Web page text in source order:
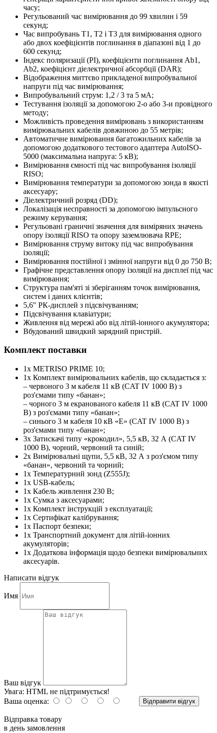
часу;
Регульований час вимірювання до 99 хвилин і 59
секунд;
Час випробувань T1, T2 і T3 для вимірювання одного
або двох коефіцієнтів поглинання в діапазоні від 1 до
600 секунд;
Індекс поляризації (PI), коефіцієнти поглинання Ab1,
Ab2, коефіцієнт діелектричної абсорбції (DAR);
Відображення миттєво прикладеної випробувальної
напруги під час вимірювання;
Випробувальний струм: 1,2 / 3 та 5 мА;
Тестування ізоляції за допомогою 2-о або 3-и провідного
методу;
Можливість проведення вимірювань з використанням
вимірювальних кабелів довжиною до 55 метрів;
Автоматичне вимірювання багатожильних кабелів за
допомогою додаткового тестового адаптера AutoISO-
5000 (максимальна напруга: 5 кВ);
Вимірювання ємності під час випробування ізоляції
RISO;
Вимірювання температури за допомогою зонда в якості
аксесуару;
Діелектричний розряд (DD);
Локалізація несправності за допомогою імпульсного
режиму керування;
Регульовані граничні значення для виміряних значень
опору ізоляції RISO та опору заземлювача RPE;
Вимірювання струму витоку під час випробування
ізоляції;
Вимірювання постійної і змінної напруги від 0 до 750 В;
Графічне представлення опору ізоляції на дисплеї під час
вимірювання;
Структура пам'яті зі зберіганням точок вимірювання,
систем і даних клієнтів;
5,6" РК-дисплей з підсвічуванням;
Підсвічування клавіатури;
Живлення від мережі або від літій-іонного акумулятора;
Вбудований швидкий зарядний пристрій.
Комплект поставки
1х METRISO PRIME 10;
1х Комплект вимірювальних кабелів, що складається з:
– червоного 3 м кабеля 11 кВ (CAT IV 1000 В) з
роз'ємами типу «банан»;
– чорного 3 м екранованого кабеля 11 кВ (CAT IV 1000
В) з роз'ємами типу «банан»;
– синього 3 м кабеля 10 кВ «E» (CAT IV 1000 В) з
роз'ємами типу «банан»;
3х Затискачі типу «крокодил», 5,5 кВ, 32 А (CAT IV
1000 В), чорний, червоний та синій;
2х Вимірювальні щупи, 5,5 кВ, 32 А з роз'ємом типу
«банан», червоний та чорний;
1х Температурний зонд (Z555J);
1х USB-кабель;
1х Кабель живлення 230 В;
1х Сумка з аксесуарами;
1х Комплект інструкцій з експлуатації;
1х Сертифікат калібрування;
1х Паспорт безпеки;
1х Транспортний документ для літій-іонних
акумуляторів;
1х Додаткова інформація щодо безпеки вимірювальних
аксесуарів.
Написати відгук
Имя
Ваш відгук
Увага: HTML не підтримується!
Ваша оценка:
Відправити відгук
Відправка товару
в день замовлення